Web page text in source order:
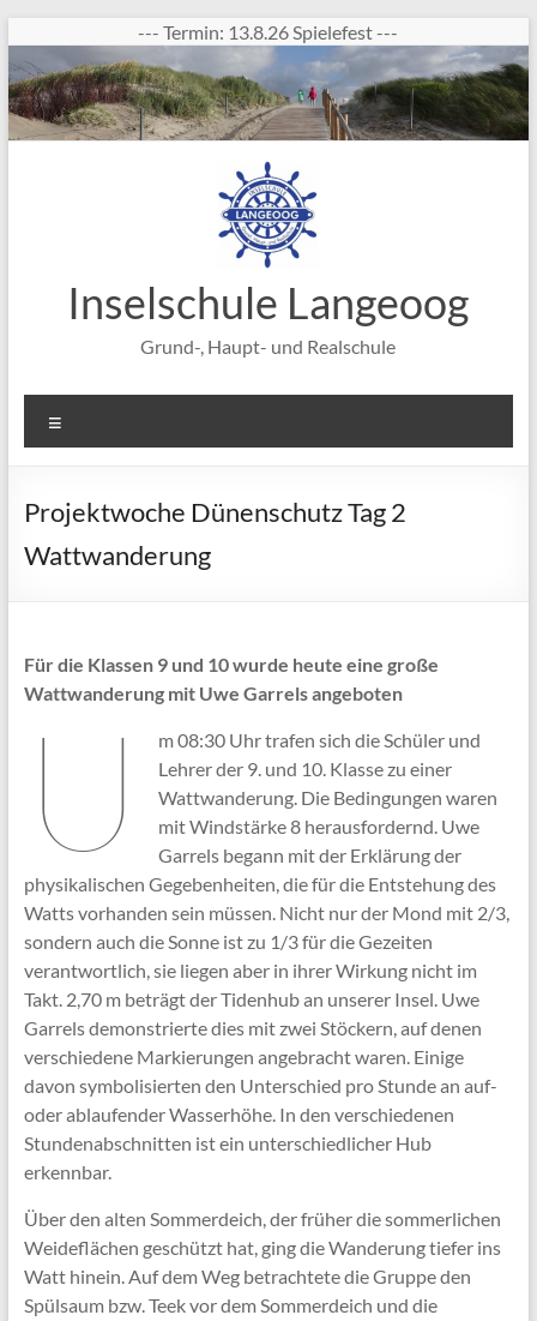
Inhalt
springen
--- Termin: 13.8.26 Spielefest ---
Inselschule Langeoog
Grund-, Haupt- und Realschule
Projektwoche Dünenschutz Tag 2
Wattwanderung
Für die Klassen 9 und 10 wurde heute eine große
Wattwanderung mit Uwe Garrels angeboten
U
m 08:30 Uhr trafen sich die Schüler und
Lehrer der 9. und 10. Klasse zu einer
Wattwanderung. Die Bedingungen waren
mit Windstärke 8 herausfordernd. Uwe
Garrels begann mit der Erklärung der
physikalischen Gegebenheiten, die für die Entstehung des
Watts vorhanden sein müssen. Nicht nur der Mond mit 2/3,
sondern auch die Sonne ist zu 1/3 für die Gezeiten
verantwortlich, sie liegen aber in ihrer Wirkung nicht im
Takt. 2,70 m beträgt der Tidenhub an unserer Insel. Uwe
Garrels demonstrierte dies mit zwei Stöckern, auf denen
verschiedene Markierungen angebracht waren. Einige
davon symbolisierten den Unterschied pro Stunde an auf-
oder ablaufender Wasserhöhe. In den verschiedenen
Stundenabschnitten ist ein unterschiedlicher Hub
erkennbar.
Über den alten Sommerdeich, der früher die sommerlichen
Weideflächen geschützt hat, ging die Wanderung tiefer ins
Watt hinein. Auf dem Weg betrachtete die Gruppe den
Spülsaum bzw. Teek vor dem Sommerdeich und die